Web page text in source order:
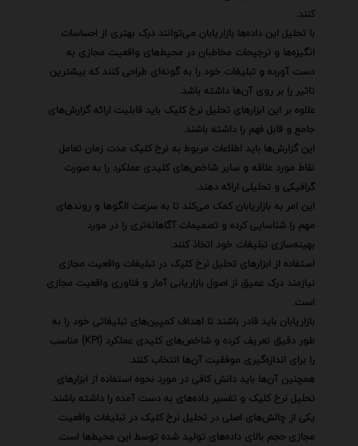
کنند.
با تحلیل این داده‌ها بازاریابان می‌توانند درک بهتری از احساسات
انگیزه‌ها و ترجیحات مخاطبان در محیط‌های واقعیت مجازی به
دست آورده و تبلیغات خود را به گونه‌ای طراحی کنند که بیشترین
تاثیر را بر روی آن‌ها داشته باشد.
علاوه بر این ابزارهای تحلیل نرخ کلیک باید قابلیت ارائه گزارش‌های
جامع و قابل فهم را داشته باشند.
این گزارش‌ها باید اطلاعات مربوط به نرخ کلیک مدت زمان تعامل
نقاط مورد علاقه و سایر شاخص‌های کلیدی عملکرد را به صورت
گرافیکی و تحلیلی ارائه دهند.
این امر به بازاریابان کمک می‌کند تا به سرعت الگوها و روندهای
مهم را شناسایی کرده و تصمیمات آگاهانه‌تری را در مورد
بهینه‌سازی تبلیغات خود اتخاذ کنند.
استفاده از ابزارهای تحلیل نرخ کلیک در تبلیغات واقعیت مجازی
نیازمند درک عمیق از اصول بازاریابی آمار و فناوری واقعیت مجازی
است.
بازاریابان باید قادر باشند تا اهداف کمپین‌های تبلیغاتی خود را به
طور دقیق تعریف کرده و شاخص‌های کلیدی عملکرد (KPI) مناسب
را برای اندازه‌گیری موفقیت آن‌ها انتخاب کنند.
همچنین آن‌ها باید دانش کافی در مورد نحوه استفاده از ابزارهای
تحلیل نرخ کلیک و تفسیر داده‌های به دست آمده را داشته باشند.
یکی از چالش‌های اصلی در تحلیل نرخ کلیک در تبلیغات واقعیت
مجازی حجم بالای داده‌های تولید شده توسط این محیط‌ها است.